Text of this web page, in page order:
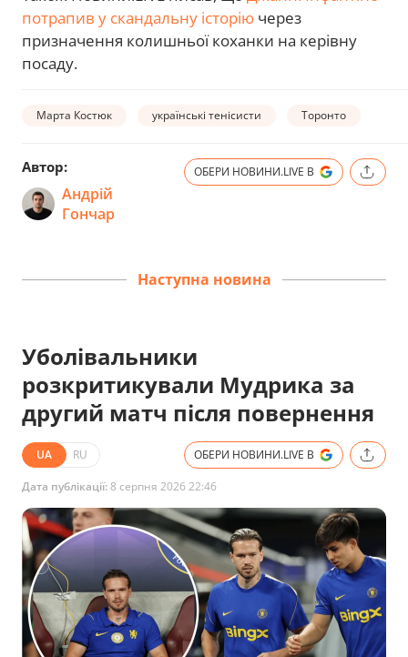
потрапив у скандальну історію через
призначення колишньої коханки на керівну
посаду.
Марта Костюк українські тенісисти Торонто
Автор:
Андрій
Гончар
ОБЕРИ НОВИНИ.LIVE В
Наступна новина
Уболівальники
розкритикували Мудрика за
другий матч після повернення
UA RU ОБЕРИ НОВИНИ.LIVE В
Дата публікації:8 серпня 2026 22:46